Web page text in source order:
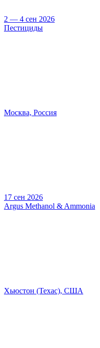
2 — 4 сен 2026
Пестициды
Москва, Россия
17 сен 2026
Argus Methanol & Ammonia
Хьюстон (Техас), США